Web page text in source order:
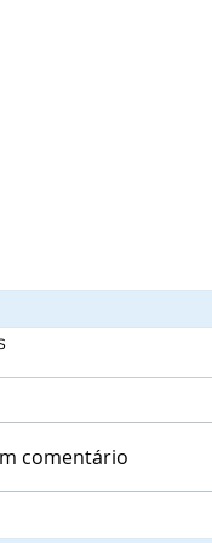
comentário